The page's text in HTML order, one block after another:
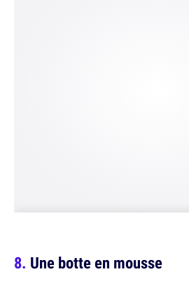
Une botte en mousse